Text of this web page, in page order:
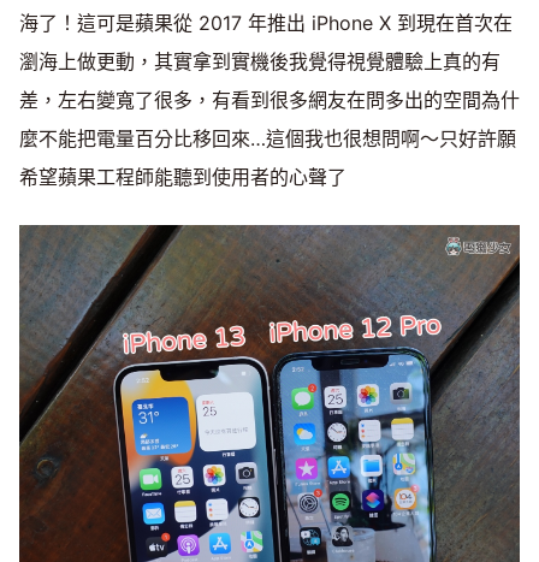
海了！這可是蘋果從 2017 年推出 iPhone X 到現在首次在
瀏海上做更動，其實拿到實機後我覺得視覺體驗上真的有
差，左右變寬了很多，有看到很多網友在問多出的空間為什
麼不能把電量百分比移回來…這個我也很想問啊～只好許願
希望蘋果工程師能聽到使用者的心聲了